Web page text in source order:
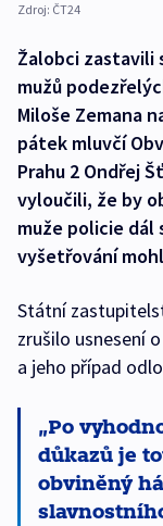
Zdroj: ČT24
Žalobci zastavili
mužů
Miloše Zemana
pátek mluvčí
Prahu 2 Ondřej
vyloučili, že by
muže policie
vyšetřování
Státní
zrušilo usnesení
a jeho případ
Po
důkazů je
obviněný